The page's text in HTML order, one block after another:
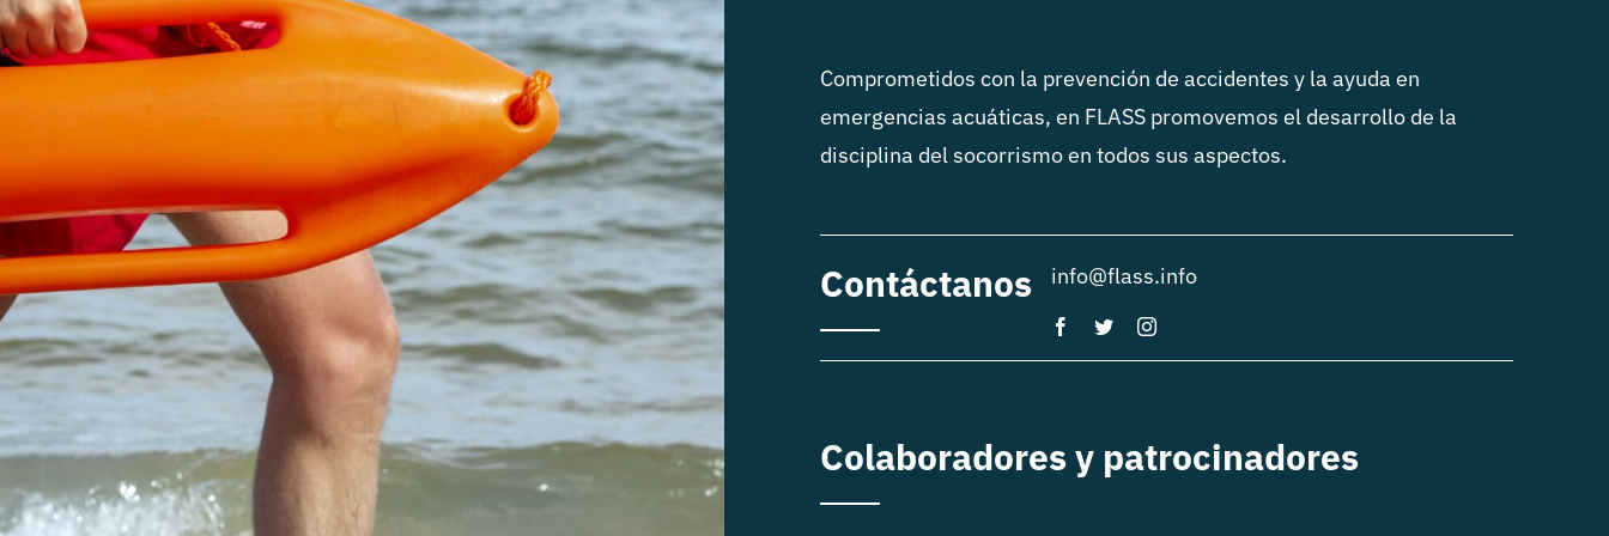
Comprometidos con la prevención de accidentes y la ayuda en
emergencias acuáticas, en FLASS promovemos el desarrollo de la
disciplina del socorrismo en todos sus aspectos.
Contáctanos info@flass.info
Colaboradores y patrocinadores